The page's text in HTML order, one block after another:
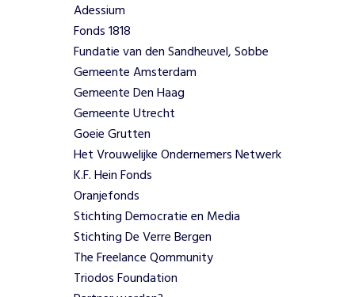
Adessium
Fonds 1818
Fundatie van den Sandheuvel, Sobbe
Gemeente Amsterdam
Gemeente Den Haag
Gemeente Utrecht
Goeie Grutten
Het Vrouwelijke Ondernemers Netwerk
K.F. Hein Fonds
Oranjefonds
Stichting Democratie en Media
Stichting De Verre Bergen
The Freelance Qommunity
Triodos Foundation